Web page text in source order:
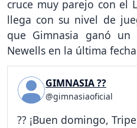
cruce muy parejo con el
llega con su nivel de
que Gimnasia ganó un
Newells en la última
GIMNASIA ??
@gimnasiaoficial
?? ¡Buen domingo,